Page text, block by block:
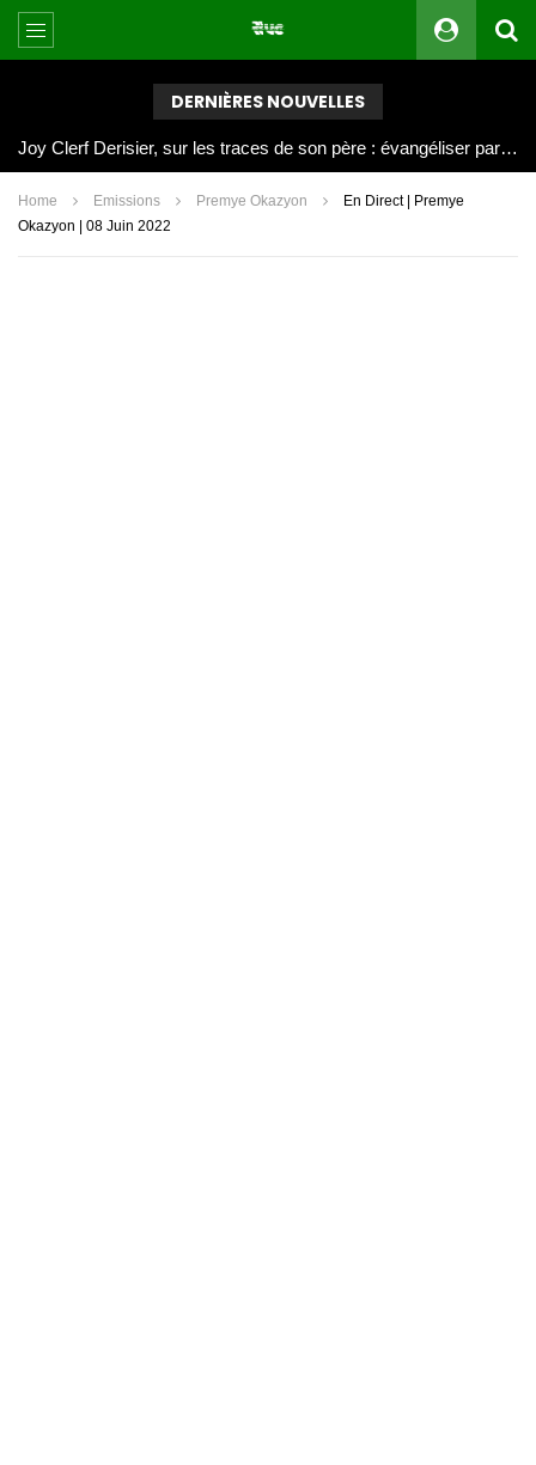
DERNIÈRES NOUVELLES
Joy Clerf Derisier, sur les traces de son père : évangéliser par la musique
Home Emissions Premye Okazyon
En Direct | Premye
Okazyon | 08 Juin 2022